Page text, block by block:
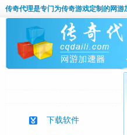
传奇代理是专门为传奇游戏定制的网
下载软件